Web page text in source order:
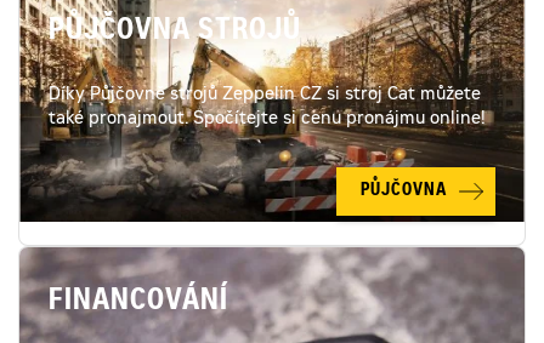
PŮJČOVNA STROJŮ
Díky Půjčovně strojů Zeppelin CZ si stroj Cat můžete
také pronajmout. Spočítejte si cenu pronájmu online!
PŮJČOVNA
FINANCOVÁNÍ